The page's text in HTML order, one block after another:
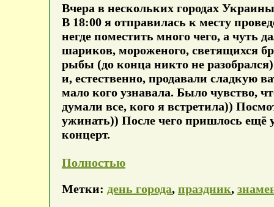
Вчера в нескольких городах
В 18:00 я отправилась к месту
негде поместить много чего, а чуть
шариков, мороженого, светящихся
рыбы (до конца никто не
и, естественно, продавали сладкую
мало кого узнавала. Было чувство,
думали все, кого я встретила))
ужинать)) После чего пришлось ещё
концерт.
Полностью
Метки: день города, праздник,